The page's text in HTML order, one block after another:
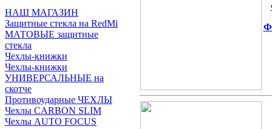
НАШ МАГАЗИН
Защитные стекла на RedMi
МАТОВЫЕ защитные
стекла
Чехлы-книжки
Чехлы-книжки
УНИВЕРСАЛЬНЫЕ на
скотче
Противоударные ЧЕХЛЫ
Чехлы CARBON SLIM
Чехлы AUTO FOCUS